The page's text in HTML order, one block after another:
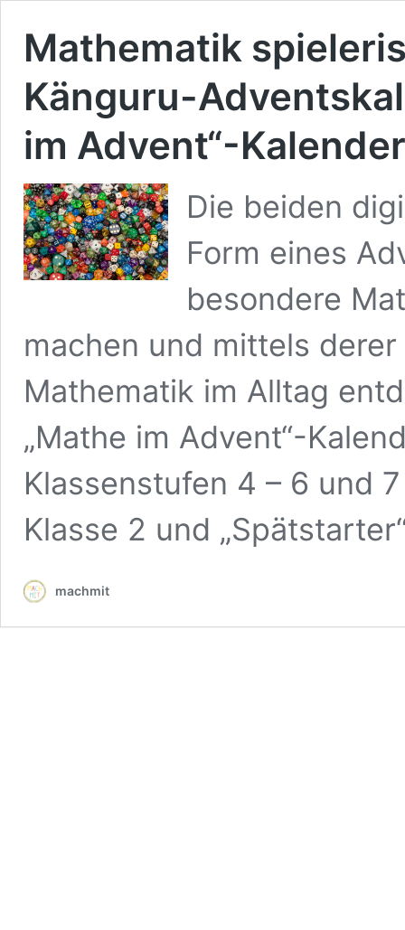
Mathematik
Känguru-
im Advent“-Kalender
Die beiden
Form eines
besondere
machen und mittels
Mathematik im Alltag
„Mathe im Advent“-
Klassenstufen 4 – 6 und
Klasse 2 und
machmit